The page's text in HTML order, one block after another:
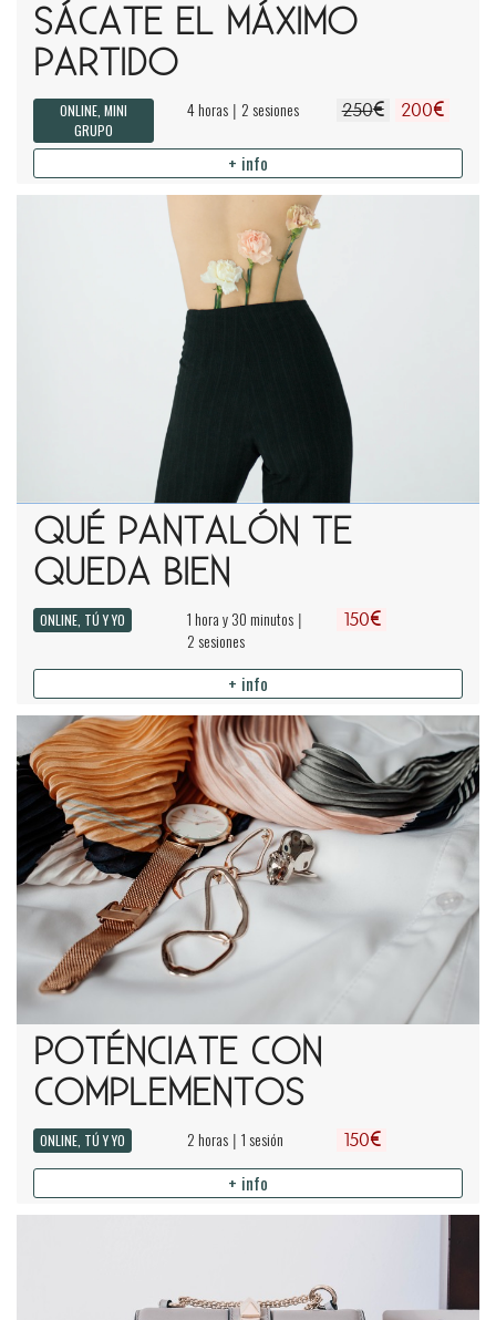
SÁCATE EL MÁXIMO
PARTIDO
ONLINE, MINI
GRUPO
4 horas | 2 sesiones 250€ 200€
+ info
QUÉ PANTALÓN TE
QUEDA BIEN
ONLINE, TÚ Y YO 1 hora y 30 minutos |
2 sesiones
150€
+ info
POTÉNCIATE CON
COMPLEMENTOS
ONLINE, TÚ Y YO 2 horas |1 sesión 150€
+ info